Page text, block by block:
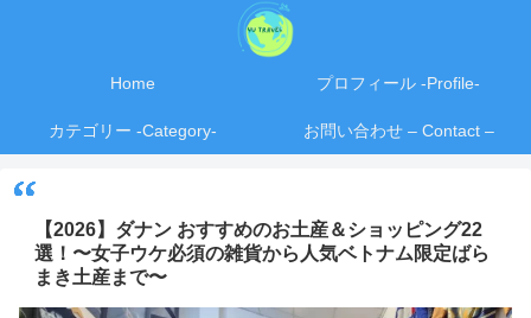
Home プロフィール -Profile-
カテゴリー -Category- お問い合わせ – Contact –
【2026】ダナン おすすめのお土産＆ショッピング22
選！〜女子ウケ必須の雑貨から人気ベトナム限定ばら
まき土産まで〜